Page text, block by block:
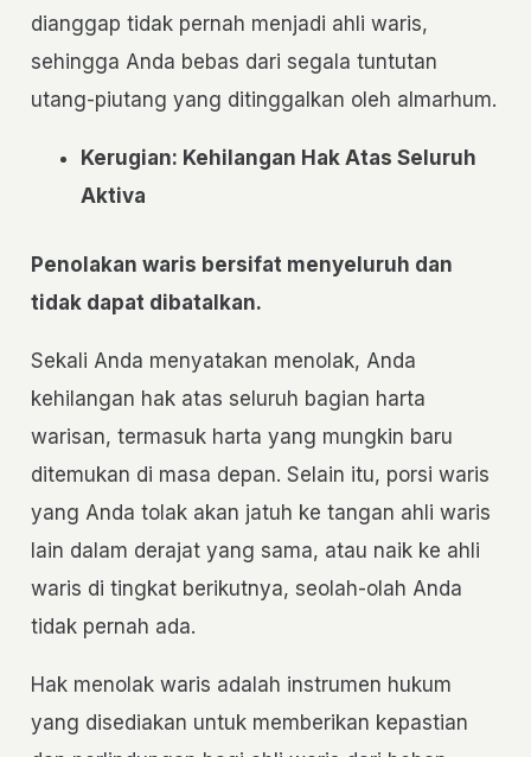
dianggap tidak pernah menjadi ahli waris,
sehingga Anda bebas dari segala tuntutan
utang-piutang yang ditinggalkan oleh almarhum.
Kerugian: Kehilangan Hak Atas Seluruh
Aktiva
Penolakan waris bersifat menyeluruh dan
tidak dapat dibatalkan.
Sekali Anda menyatakan menolak, Anda
kehilangan hak atas seluruh bagian harta
warisan, termasuk harta yang mungkin baru
ditemukan di masa depan. Selain itu, porsi waris
yang Anda tolak akan jatuh ke tangan ahli waris
lain dalam derajat yang sama, atau naik ke ahli
waris di tingkat berikutnya, seolah-olah Anda
tidak pernah ada.
Hak menolak waris adalah instrumen hukum
yang disediakan untuk memberikan kepastian